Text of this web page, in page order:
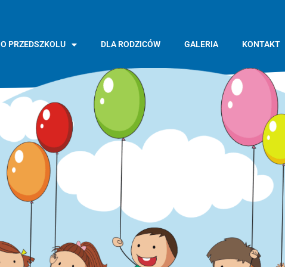
O PRZEDSZKOLU DLA RODZICÓW GALERIA KONTAKT